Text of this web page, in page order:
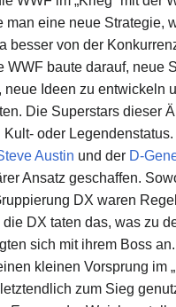
man eine neue Strategie,
besser von der
WWF baute darauf, neue
neue Ideen zu entwickeln
Die Superstars dieser
oder
Austin und der D-
Ansatz geschaffen.
DX waren
DX taten das, was zu
sich mit ihrem Boss
kleinen Vorsprung im
zum Sieg